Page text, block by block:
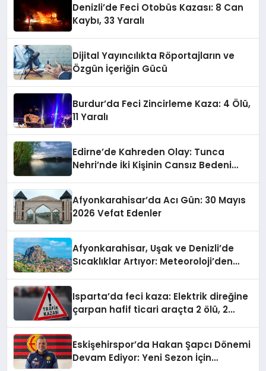
Denizli’de Feci Otobüs Kazası: 8 Can
Kaybı, 33 Yaralı
Dijital Yayıncılıkta Röportajların ve
Özgün İçeriğin Gücü
Burdur’da Feci Zincirleme Kaza: 4 Ölü,
11 Yaralı
Edirne’de Kahreden Olay: Tunca
Nehri’nde İki Kişinin Cansız Bedeni
Afyonkarahisar’da Acı Gün: 30 Mayıs
2026 Vefat Edenler
Afyonkarahisar, Uşak ve Denizli’de
Sıcaklıklar Artıyor: Meteoroloji’den
Isparta’da feci kaza: Elektrik direğine
çarpan hafif ticari araçta 2 ölü, 2
Eskişehirspor’da Hakan Şapcı Dönemi
Devam Ediyor: Yeni Sezon İçin